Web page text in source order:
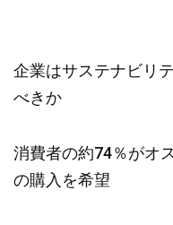
企業はサステナビリ
べきか
消費者の約74％がオ
の購入を希望